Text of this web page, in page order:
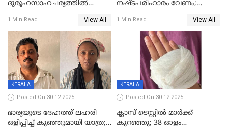
ദുരൂഹസാഹചര്യത്തിൽ
മലയാളി യുവാവിന്റെ ഭാര്യയും
മരിച്ചു
1 Min Read View All
നഷ്ടപരിഹാരം വേണം;
നോട്ടീസയച്ച് ഉമാ തോമസ്
1 Min Read View All
KERALA
Posted On 30-12-2025
ഭാര്യയുടെ ദേഹത്ത് ലഹരി
ഒളിപ്പിച്ച് കുഞ്ഞുമായി യാത്ര;
KERALA
Posted On 30-12-2025
ക്ലാസ് ടെസ്റ്റിൽ മാർക്ക്
കുറഞ്ഞു; 38 ഓളം